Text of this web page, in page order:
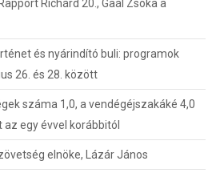
Richárd 20., Gaál Zsóka a
és nyárindító buli: programok
26. és 28. között
száma 1,0, a vendégéjszakáké 4,0
egy évvel korábbitól
elnöke, Lázár János